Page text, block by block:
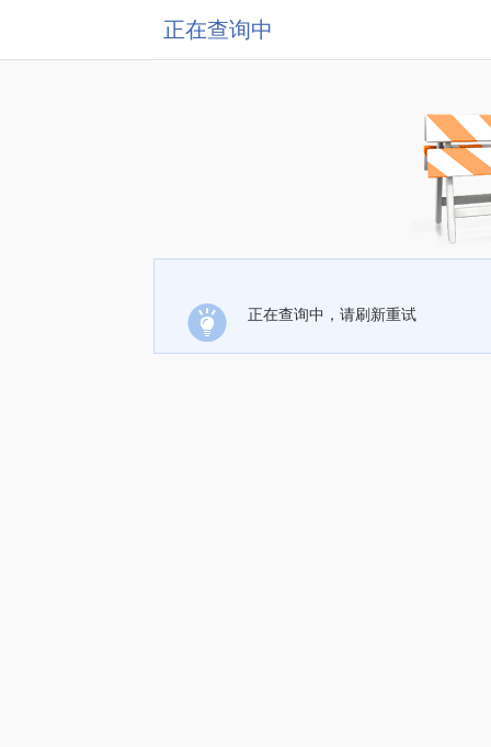
正在查询中
正在查询中，请刷新重试